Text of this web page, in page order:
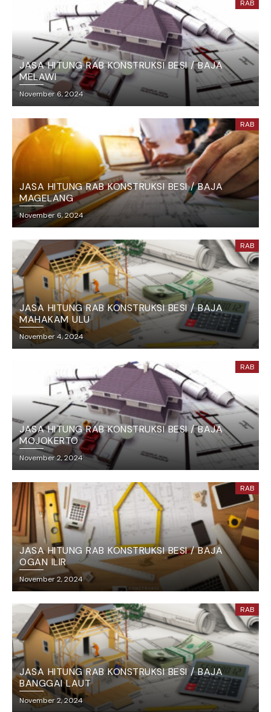
RAB
JASA HITUNG RAB KONSTRUKSI BESI / BAJA
MELAWI
November 6, 2024
RAB
JASA HITUNG RAB KONSTRUKSI BESI / BAJA
MAGELANG
November 6, 2024
RAB
JASA HITUNG RAB KONSTRUKSI BESI / BAJA
MAHAKAM ULU
November 4, 2024
RAB
JASA HITUNG RAB KONSTRUKSI BESI / BAJA
MOJOKERTO
November 2, 2024
RAB
JASA HITUNG RAB KONSTRUKSI BESI / BAJA
OGAN ILIR
November 2, 2024
RAB
JASA HITUNG RAB KONSTRUKSI BESI / BAJA
BANGGAI LAUT
November 2, 2024